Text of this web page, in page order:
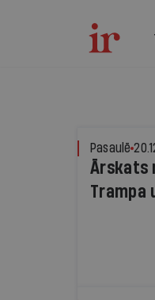
Pasaulē
Ārskats
Trampa